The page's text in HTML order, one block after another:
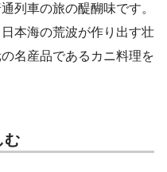
列車の旅の醍醐味です。
本海の荒波が作り出す壮
名産品であるカニ料理を
む